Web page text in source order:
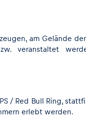
am Gelände
veranstaltet
/ Red Bull Ring,
erlebt werden.